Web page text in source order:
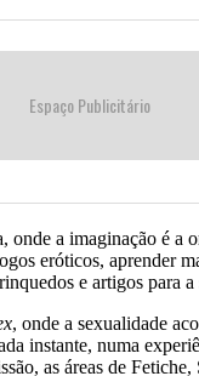
Espaço Publicitário
a imaginação é a
eróticos, aprender
e artigos para
, onde a sexualidade
instante, numa
as áreas de